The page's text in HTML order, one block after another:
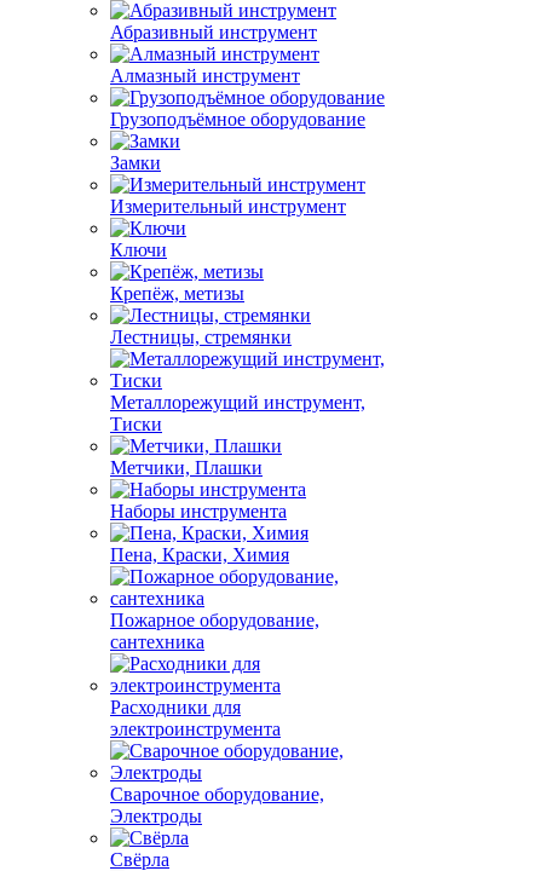
Абразивный инструмент
Алмазный инструмент
Грузоподъёмное оборудование
Замки
Измерительный инструмент
Ключи
Крепёж, метизы
Лестницы, стремянки
Металлорежущий инструмент,
Тиски
Метчики, Плашки
Наборы инструмента
Пена, Краски, Химия
Пожарное оборудование,
сантехника
Расходники для
электроинструмента
Сварочное оборудование,
Электроды
Свёрла